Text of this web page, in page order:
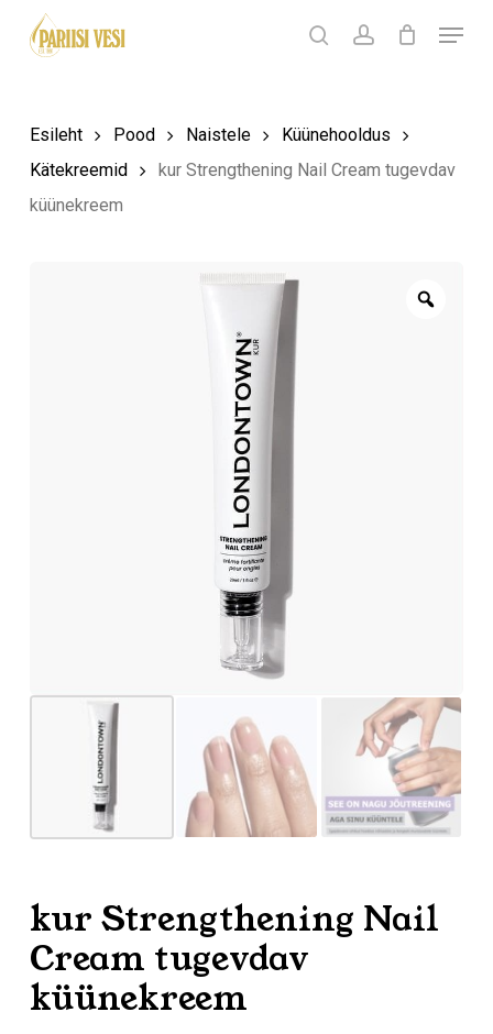
Products
search
searchaccount
Menu
Ostukorv
Esileht Pood Naistele
Küünehooldus
Kätekreemid
kur Strengthening Nail Cream tugevdav
küünekreem
kur Strengthening Nail
Cream tugevdav
küünekreem